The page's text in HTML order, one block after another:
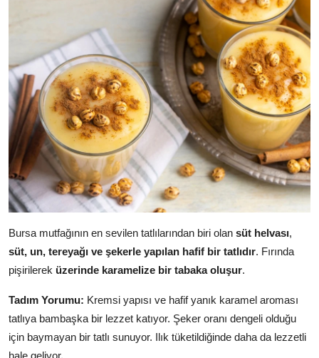
Bursa mutfağının en sevilen tatlılarından biri olan süt helvası,
süt, un, tereyağı ve şekerle yapılan hafif bir tatlıdır. Fırında
pişirilerek üzerinde karamelize bir tabaka oluşur.
Tadım Yorumu: Kremsi yapısı ve hafif yanık karamel aroması
tatlıya bambaşka bir lezzet katıyor. Şeker oranı dengeli olduğu
için baymayan bir tatlı sunuyor. Ilık tüketildiğinde daha da lezzetli
hale geliyor.